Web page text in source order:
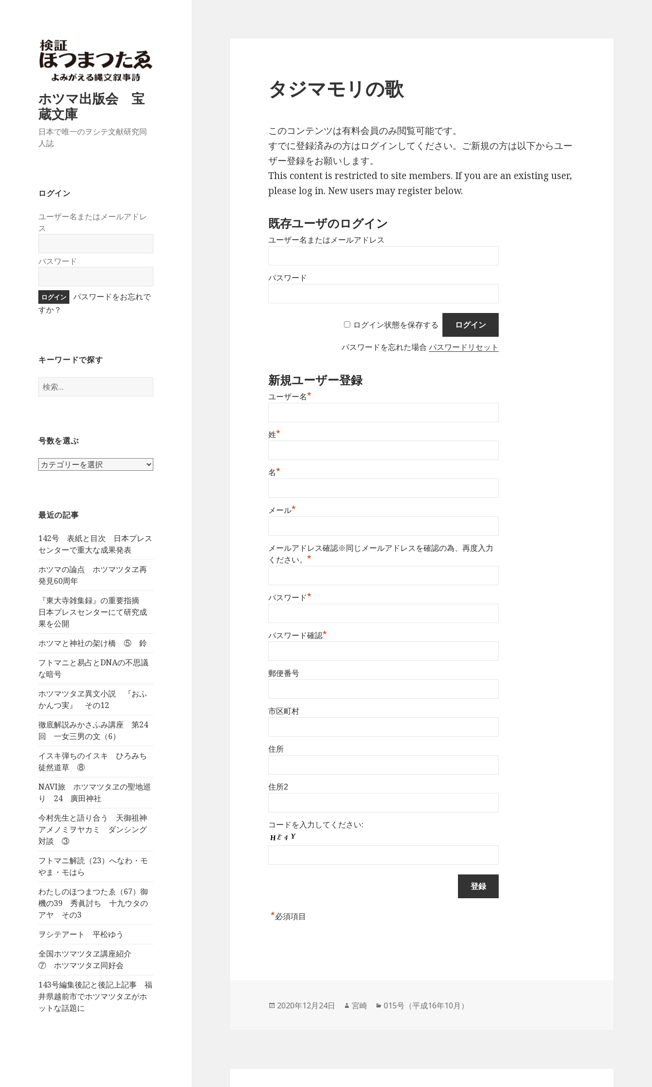
ホツマ出版会 宝
蔵文庫
日本で唯一のヲシテ文献研究同
人誌
ログイン
ユーザー名またはメールアドレ
ス
パスワード
パスワードをお忘れで
すか？
キーワードで探す
検
索:
号数を選ぶ
号
ぶ
最近の記事
142号 表紙と目次 日本プレス
センターで重大な成果発表
ホツマの論点 ホツマツタヱ再
発見60周年
『東大寺雑集録』の重要指摘
日本プレスセンターにて研究成
果を公開
ホツマと神社の架け橋 ⑤ 鈴
フトマニと易占とDNAの不思議
な暗号
ホツマツタヱ異文小説 『おふ
かんつ実』 その12
徹底解説みかさふみ講座 第24
回 一女三男の文（6）
イスキ弾ちのイスキ ひろみち
徒然道草 ⑧
NAVI旅 ホツマツタヱの聖地巡
り 24 廣田神社
今村先生と語り合う 天御祖神
アメノミヲヤカミ ダンシング
対談 ③
フトマニ解読（23）へなわ・モ
やま・モはら
わたしのほつまつたゑ（67）御
機の39 秀眞討ち 十九ウタの
アヤ その3
ヲシテアート 平松ゆう
全国ホツマツタヱ講座紹介
⑦ ホツマツタヱ同好会
143号編集後記と後記上記事 福
井県越前市でホツマツタヱがホ
ットな話題に
タジマモリの歌
このコンテンツは有料会員のみ閲覧可能です。
すでに登録済みの方はログインしてください。ご新規の方は以下からユー
ザー登録をお願いします。
This content is restricted to site members. If you are an existing user,
please log in. New users may register below.
既存ユーザのログイン
ユーザー名またはメールアドレス
パスワード
ログイン状態を保存する
パスワードを忘れた場合 パスワードリセット
新規ユーザー登録
ユーザー名*
姓*
名*
メール*
メールアドレス確認※同じメールアドレスを確認の為、再度入力
ください。*
パスワード*
パスワード確認*
郵便番号
市区町村
住所
住所2
コードを入力してください:
*必須項目
投
2020年12月24日
作
宮崎
カ
015号（平成16年10月）